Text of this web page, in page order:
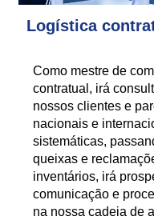
Logística
Como mestre de
contratual, irá
nossos clientes e
nacionais e
sistemáticas,
queixas e
inventários, irá
comunicação e
na nossa cadeia de